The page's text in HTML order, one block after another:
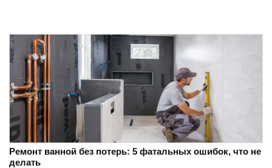
Ремонт ванной без потерь: 5 фатальных ошибок, что не
делать